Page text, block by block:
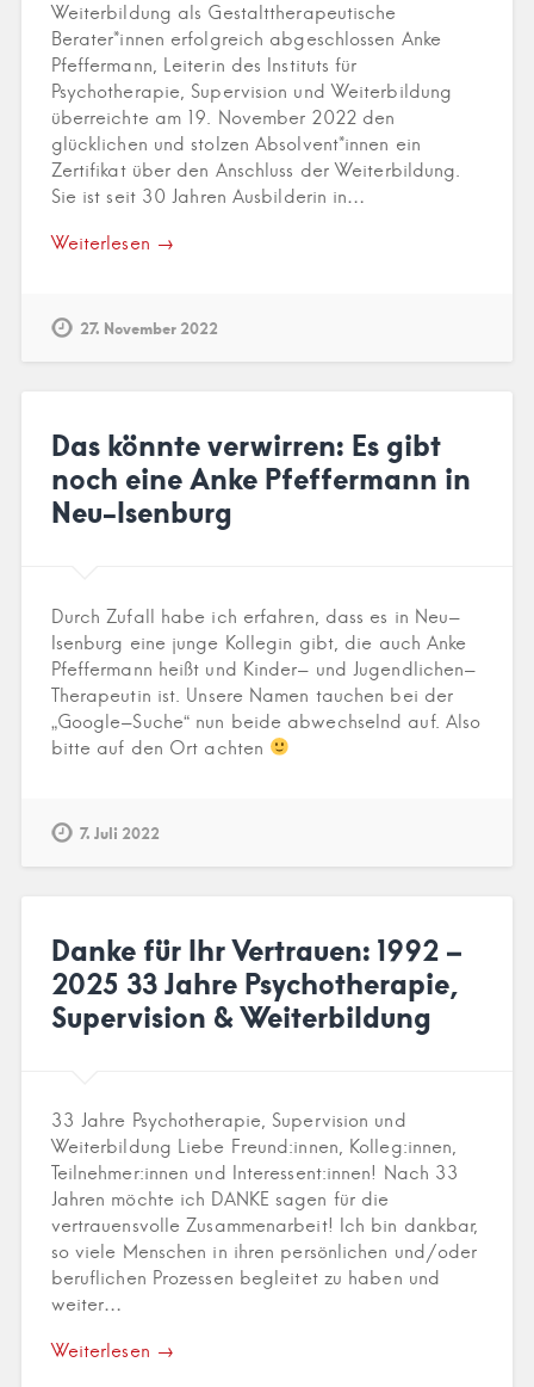
Weiterbildung als Gestalttherapeutische
Berater*innen erfolgreich abgeschlossen Anke
Pfeffermann, Leiterin des Instituts für
Psychotherapie, Supervision und Weiterbildung
überreichte am 19. November 2022 den
glücklichen und stolzen Absolvent*innen ein
Zertifikat über den Anschluss der Weiterbildung.
Sie ist seit 30 Jahren Ausbilderin in…
Weiterlesen →
27. November 2022
Das könnte verwirren: Es gibt
noch eine Anke Pfeffermann in
Neu-Isenburg
Durch Zufall habe ich erfahren, dass es in Neu-
Isenburg eine junge Kollegin gibt, die auch Anke
Pfeffermann heißt und Kinder- und Jugendlichen-
Therapeutin ist. Unsere Namen tauchen bei der
„Google-Suche“ nun beide abwechselnd auf. Also
bitte auf den Ort achten
7. Juli 2022
Danke für Ihr Vertrauen: 1992 –
2025 33 Jahre Psychotherapie,
Supervision & Weiterbildung
33 Jahre Psychotherapie, Supervision und
Weiterbildung Liebe Freund:innen, Kolleg:innen,
Teilnehmer:innen und Interessent:innen! Nach 33
Jahren möchte ich DANKE sagen für die
vertrauensvolle Zusammenarbeit! Ich bin dankbar,
so viele Menschen in ihren persönlichen und/oder
beruflichen Prozessen begleitet zu haben und
weiter…
Weiterlesen →